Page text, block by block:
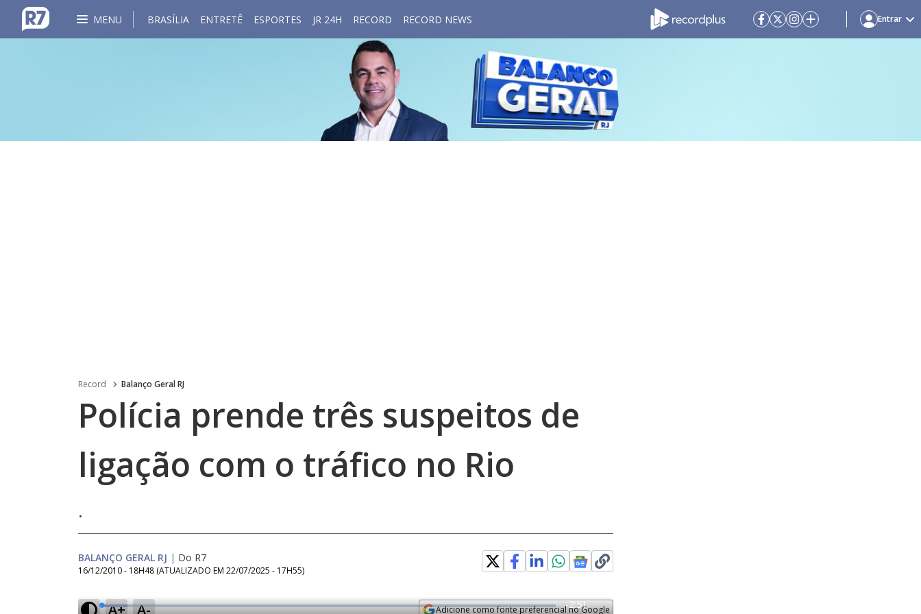
MENU BRASÍLIA ENTRETÊ ESPORTES JR 24H RECORD RECORD NEWS Entrar
Record Balanço Geral RJ
Polícia prende três suspeitos de
ligação com o tráfico no Rio
.
BALANÇO GERAL RJ | Do R7
16/12/2010 - 18H48 (ATUALIZADO EM 22/07/2025 - 17H55)
A+ A- Adicione como fonte preferencial no Google
L
R
-2:51